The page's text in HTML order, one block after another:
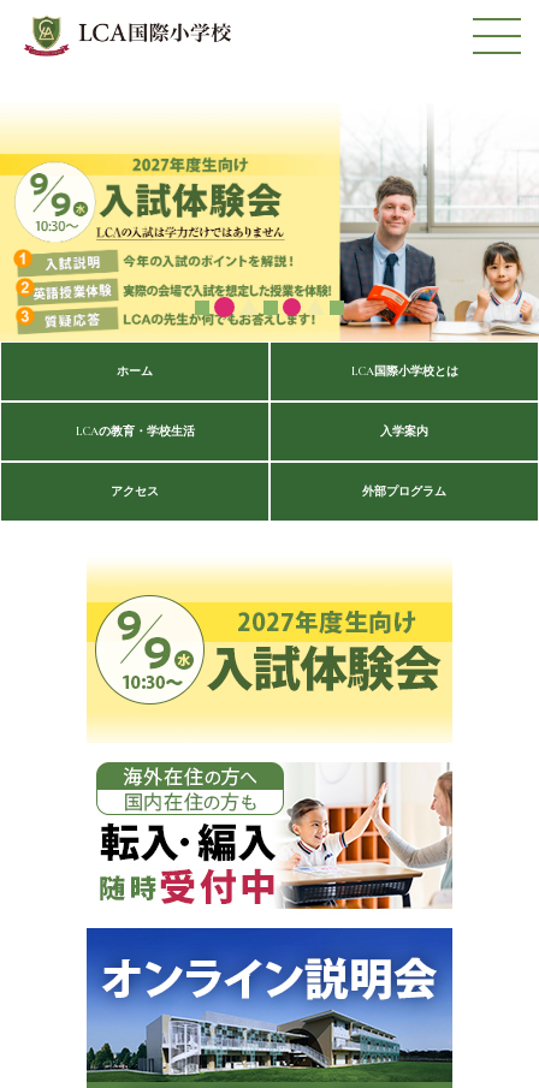
ホーム LCA国際小学校とは
LCAの教育・学校生活 入学案内
アクセス 外部プログラム